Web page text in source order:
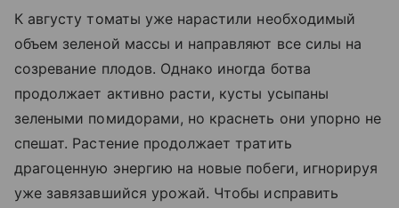
К августу томаты уже нарастили необходимый
объем зеленой массы и направляют все силы на
созревание плодов. Однако иногда ботва
продолжает активно расти, кусты усыпаны
зелеными помидорами, но краснеть они упорно не
спешат. Растение продолжает тратить
драгоценную энергию на новые побеги, игнорируя
уже завязавшийся урожай. Чтобы исправить